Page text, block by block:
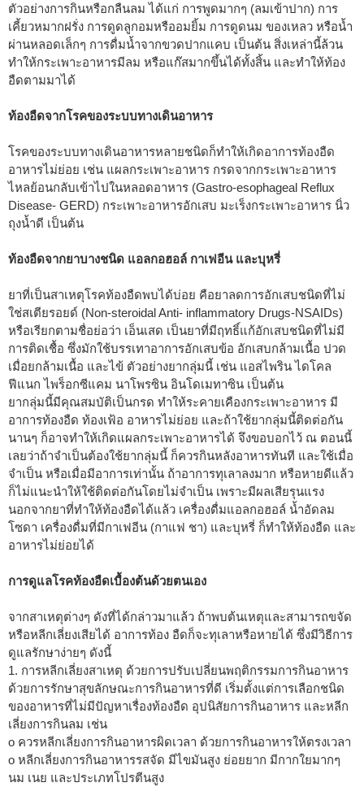
ตัวอย่างการกินหรือกลืนลม ได้แก่ การพูดมากๆ (ลมเข้าปาก) การ
เคี้ยวหมากฝรั่ง การดูดลูกอมหรืออมยิ้ม การดูดนม ของเหลว หรือน้ำ
ผ่านหลอดเล็กๆ การดื่มน้ำจากขวดปากแคบ เป็นต้น สิ่งเหล่านี้ล้วน
ทำให้กระเพาะอาหารมีลม หรือแก๊สมากขึ้นได้ทั้งสิ้น และทำให้ท้อง
อืดตามมาได้
ท้องอืดจากโรคของระบบทางเดินอาหาร
โรคของระบบทางเดินอาหารหลายชนิดก็ทำให้เกิดอาการท้องอืด
อาหารไม่ย่อย เช่น แผลกระเพาะอาหาร กรดจากกระเพาะอาหาร
ไหลย้อนกลับเข้าไปในหลอดอาหาร (Gastro-esophageal Reflux
Disease- GERD) กระเพาะอาหารอักเสบ มะเร็งกระเพาะอาหาร นิ่ว
ถุงน้ำดี เป็นต้น
ท้องอืดจากยาบางชนิด แอลกอฮอล์ กาเฟอีน และบุหรี่
ยาที่เป็นสาเหตุโรคท้องอืดพบได้บ่อย คือยาลดการอักเสบชนิดที่ไม่
ใช่สเตียรอยด์ (Non-steroidal Anti- inflammatory Drugs-NSAIDs)
หรือเรียกตามชื่อย่อว่า เอ็นเสด เป็นยาที่มีฤทธิ์แก้อักเสบชนิดที่ไม่มี
การติดเชื้อ ซึ่งมักใช้บรรเทาอาการอักเสบข้อ อักเสบกล้ามเนื้อ ปวด
เมื่อยกล้ามเนื้อ และไข้ ตัวอย่างยากลุ่มนี้ เช่น แอสไพริน ไดโคล
ฟีแนก ไพร็อกซีแคม นาโพรซิน อินโดเมทาซิน เป็นต้น
ยากลุ่มนี้มีคุณสมบัติเป็นกรด ทำให้ระคายเคืองกระเพาะอาหาร มี
อาการท้องอืด ท้องเฟ้อ อาหารไม่ย่อย และถ้าใช้ยากลุ่มนี้ติดต่อกัน
นานๆ ก็อาจทำให้เกิดแผลกระเพาะอาหารได้ จึงขอบอกไว้ ณ ตอนนี้
เลยว่าถ้าจำเป็นต้องใช้ยากลุ่มนี้ ก็ควรกินหลังอาหารทันที และใช้เมื่อ
จำเป็น หรือเมื่อมีอาการเท่านั้น ถ้าอาการทุเลาลงมาก หรือหายดีแล้ว
ก็ไม่แนะนำให้ใช้ติดต่อกันโดยไม่จำเป็น เพราะมีผลเสียรุนแรง
นอกจากยาที่ทำให้ท้องอืดได้แล้ว เครื่องดื่มแอลกอฮอล์ น้ำอัดลม
โซดา เครื่องดื่มที่มีกาเฟอีน (กาแฟ ชา) และบุหรี่ ก็ทำให้ท้องอืด และ
อาหารไม่ย่อยได้
การดูแลโรคท้องอืดเบื้องต้นด้วยตนเอง
จากสาเหตุต่างๆ ดังที่ได้กล่าวมาแล้ว ถ้าพบต้นเหตุและสามารถขจัด
หรือหลีกเลี่ยงเสียได้ อาการท้อง อืดก็จะทุเลาหรือหายได้ ซึ่งมีวิธีการ
ดูแลรักษาง่ายๆ ดังนี้
1. การหลีกเลี่ยงสาเหตุ ด้วยการปรับเปลี่ยนพฤติกรรมการกินอาหาร
ด้วยการรักษาสุขลักษณะการกินอาหารที่ดี เริ่มตั้งแต่การเลือกชนิด
ของอาหารที่ไม่มีปัญหาเรื่องท้องอืด อุปนิสัยการกินอาหาร และหลีก
เลี่ยงการกินลม เช่น
o ควรหลีกเลี่ยงการกินอาหารผิดเวลา ด้วยการกินอาหารให้ตรงเวลา
o หลีกเลี่ยงการกินอาหารรสจัด มีไขมันสูง ย่อยยาก มีกากใยมากๆ
นม เนย และประเภทโปรตีนสูง